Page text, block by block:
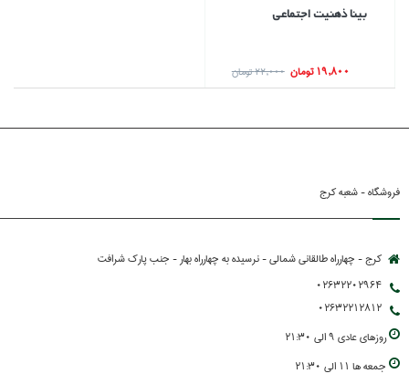
بينا ذهنيت اجتماعي
19,800 تومان 22,000 تومان
فروشگاه - شعبه کرج
کرج - چهارراه طالقانی شمالی - نرسیده به چهارراه بهار - جنب پارك شرافت
02632202964
02632212812
روزهاي عادي 9 الي 21:30
جمعه ها 11 الي 21:30